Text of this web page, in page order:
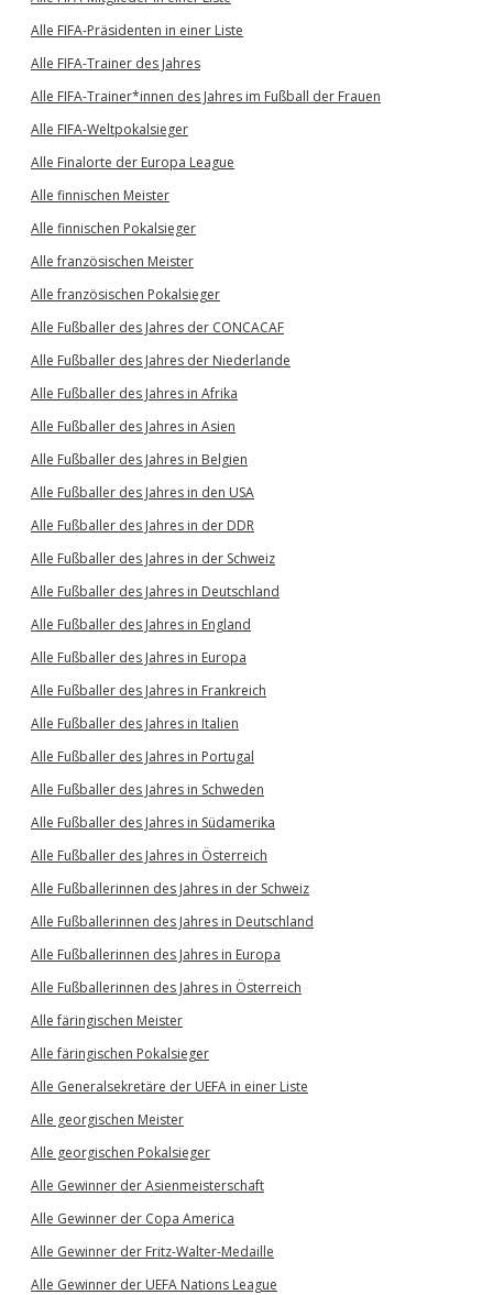
Alle FIFA-Präsidenten in einer Liste
Alle FIFA-Trainer des Jahres
Alle FIFA-Trainer*innen des Jahres im Fußball der Frauen
Alle FIFA-Weltpokalsieger
Alle Finalorte der Europa League
Alle finnischen Meister
Alle finnischen Pokalsieger
Alle französischen Meister
Alle französischen Pokalsieger
Alle Fußballer des Jahres der CONCACAF
Alle Fußballer des Jahres der Niederlande
Alle Fußballer des Jahres in Afrika
Alle Fußballer des Jahres in Asien
Alle Fußballer des Jahres in Belgien
Alle Fußballer des Jahres in den USA
Alle Fußballer des Jahres in der DDR
Alle Fußballer des Jahres in der Schweiz
Alle Fußballer des Jahres in Deutschland
Alle Fußballer des Jahres in England
Alle Fußballer des Jahres in Europa
Alle Fußballer des Jahres in Frankreich
Alle Fußballer des Jahres in Italien
Alle Fußballer des Jahres in Portugal
Alle Fußballer des Jahres in Schweden
Alle Fußballer des Jahres in Südamerika
Alle Fußballer des Jahres in Österreich
Alle Fußballerinnen des Jahres in der Schweiz
Alle Fußballerinnen des Jahres in Deutschland
Alle Fußballerinnen des Jahres in Europa
Alle Fußballerinnen des Jahres in Österreich
Alle färingischen Meister
Alle färingischen Pokalsieger
Alle Generalsekretäre der UEFA in einer Liste
Alle georgischen Meister
Alle georgischen Pokalsieger
Alle Gewinner der Asienmeisterschaft
Alle Gewinner der Copa America
Alle Gewinner der Fritz-Walter-Medaille
Alle Gewinner der UEFA Nations League